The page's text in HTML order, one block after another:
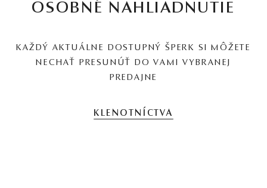
OSOBNÉ NAHLIADNUTIE
KAŽDÝ AKTUÁLNE DOSTUPNÝ ŠPERK SI MÔŽETE
NECHAŤ PRESUNÚŤ DO VAMI VYBRANEJ
PREDAJNE
KLENOTNÍCTVA